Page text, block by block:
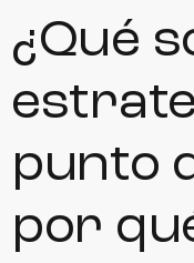
¿Qué
punto
por